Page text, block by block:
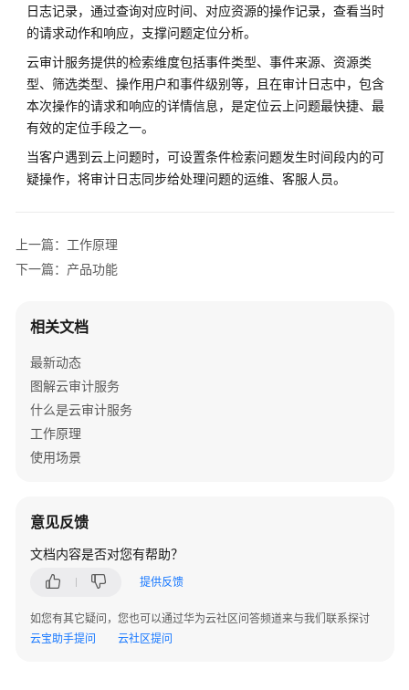
约
束
与
限
制
与
其
务
的
本
概
念
快
用
南
日志记录，通过查询对应时间、对应资源的操作记录，查看当时
的请求动作和响应，支撑问题定位分析。
云审计服务提供的检索维度包括事件类型、事件来源、资源类
型、筛选类型、操作用户和事件级别等，且在审计日志中，包含
本次操作的请求和响应的详情信息，是定位云上问题最快捷、最
有效的定位手段之一。
当客户遇到云上问题时，可设置条件检索问题发生时间段内的可
疑操作，将审计日志同步给处理问题的运维、客服人员。
上一篇：工作原理
下一篇：产品功能
相关文档
最新动态
图解云审计服务
什么是云审计服务
工作原理
使用场景
意见反馈
文档内容是否对您有帮助？
提供反馈
如您有其它疑问，您也可以通过华为云社区问答频道来与我们联系探讨
云宝助手提问
云社区提问